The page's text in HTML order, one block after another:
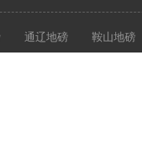
通辽地磅 鞍山地磅